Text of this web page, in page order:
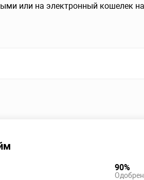
или на электронный кошелек
90%